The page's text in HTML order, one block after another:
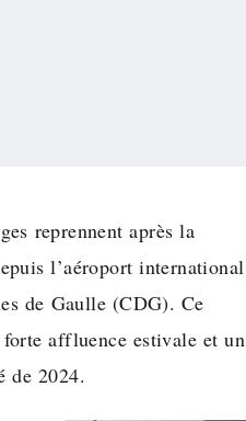
reprennent après la
l’aéroport international
de Gaulle (CDG). Ce
affluence estivale et un
de 2024.